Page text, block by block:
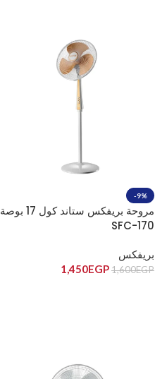
-9%
مروحة بريفكس ستاند كول 17 بوصة
SFC-170
بريفكس
1,600EGP
1,450EGP